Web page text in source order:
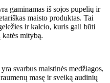
gaminamas iš sojos pupelių ir
maisto produktas. Tai
ir kalcio, kuris gali būti
mitybą.
svarbus maistinės medžiagos,
masę ir sveiką audinių